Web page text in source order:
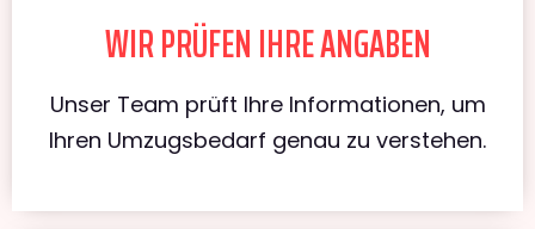
WIR PRÜFEN IHRE ANGABEN
Unser Team prüft Ihre Informationen, um
Ihren Umzugsbedarf genau zu verstehen.